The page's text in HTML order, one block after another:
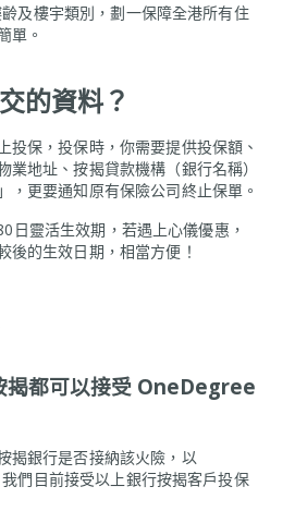
及樓宇類別，劃一保障全港所有住
單。
的資料？
投保，投保時，你需要提供投保額、
業地址、按揭貸款機構（銀行名稱）
，更要通知原有保險公司終止保單。
日靈活生效期，若遇上心儀優惠，
後的生效日期，相當方便！
揭都可以接受 OneDegree
揭銀行是否接納該火險，以
們目前接受以上銀行按揭客戶投保